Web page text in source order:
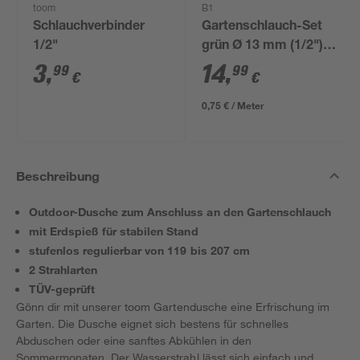
toom
Schlauchverbinder
1/2"
3,99 €
B1
Gartenschlauch-Set
grün Ø 13 mm (1/2")
20 m
14,99 €
0,75 € / Meter
Beschreibung
Outdoor-Dusche zum Anschluss an den Gartenschlauch
mit Erdspieß für stabilen Stand
stufenlos regulierbar von 119 bis 207 cm
2 Strahlarten
TÜV-geprüft
Gönn dir mit unserer toom Gartendusche eine Erfrischung im
Garten. Die Dusche eignet sich bestens für schnelles
Abduschen oder eine sanftes Abkühlen in den
Sommermonaten. Der Wasserstrahl lässt sich einfach und